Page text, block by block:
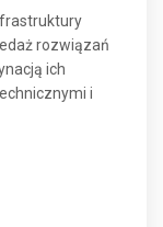
rozwiązań
ich
i